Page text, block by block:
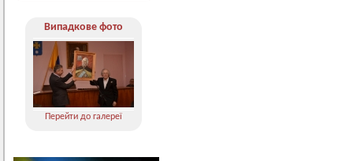
Випадкове фото
Перейти до галереї